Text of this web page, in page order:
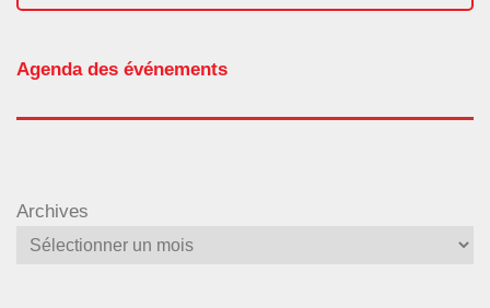
Agenda des événements
Archives